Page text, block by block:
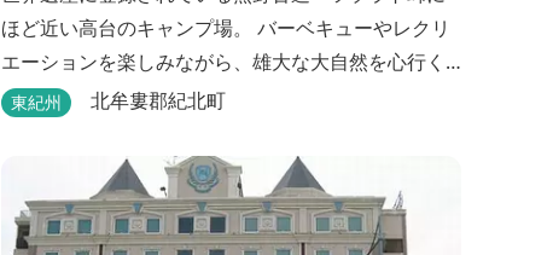
ほど近い高台のキャンプ場。 バーベキューやレクリ
エーションを楽しみながら、雄大な大自然を心行く
まで堪能できます。
東紀州 北牟婁郡紀北町